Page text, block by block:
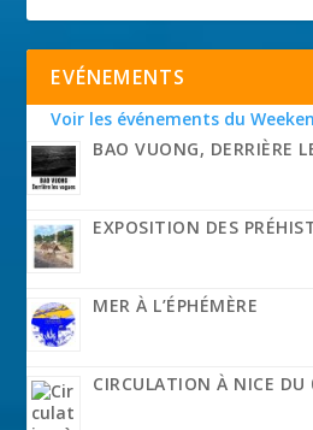
EVÉNEMENTS
Voir les événements du
BAO VUONG, DERRIÈRE
EXPOSITION DES
MER À L’ÉPHÉMÈRE
CIRCULATION À NICE